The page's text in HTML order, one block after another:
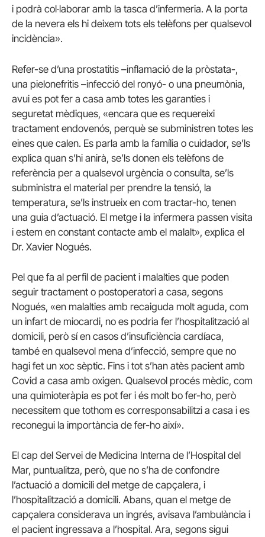
i podrà col·laborar amb la tasca d’infermeria. A la porta
de la nevera els hi deixem tots els telèfons per qualsevol
incidència».
Refer-se d’una prostatitis –inflamació de la pròstata-,
una pielonefritis –infecció del ronyó- o una pneumònia,
avui es pot fer a casa amb totes les garanties i
seguretat mèdiques, «encara que es requereixi
tractament endovenós, perquè se subministren totes les
eines que calen. Es parla amb la família o cuidador, se’ls
explica quan s’hi anirà, se’ls donen els telèfons de
referència per a qualsevol urgència o consulta, se’ls
subministra el material per prendre la tensió, la
temperatura, se’ls instrueix en com tractar-ho, tenen
una guia d’actuació. El metge i la infermera passen visita
i estem en constant contacte amb el malalt», explica el
Dr. Xavier Nogués.
Pel que fa al perfil de pacient i malalties que poden
seguir tractament o postoperatori a casa, segons
Nogués, «en malalties amb recaiguda molt aguda, com
un infart de miocardi, no es podria fer l’hospitalització al
domicili, però sí en casos d’insuficiència cardíaca,
també en qualsevol mena d’infecció, sempre que no
hagi fet un xoc sèptic. Fins i tot s’han atès pacient amb
Covid a casa amb oxigen. Qualsevol procés mèdic, com
una quimioteràpia es pot fer i és molt bo fer-ho, però
necessitem que tothom es corresponsabilitzi a casa i es
reconegui la importància de fer-ho així».
El cap del Servei de Medicina Interna de l’Hospital del
Mar, puntualitza, però, que no s’ha de confondre
l’actuació a domicili del metge de capçalera, i
l’hospitalització a domicili. Abans, quan el metge de
capçalera considerava un ingrés, avisava l’ambulància i
el pacient ingressava a l’hospital. Ara, segons sigui